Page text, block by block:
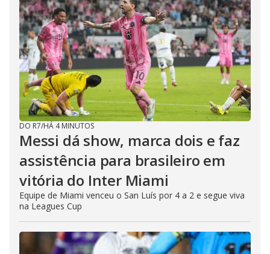
DO R7/HÁ 4 MINUTOS
Messi dá show, marca dois e faz
assistência para brasileiro em
vitória do Inter Miami
Equipe de Miami venceu o San Luís por 4 a 2 e segue viva
na Leagues Cup